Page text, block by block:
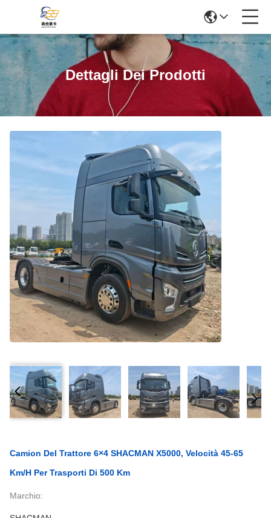
Dettagli Dei Prodotti
Camion Del Trattore 6×4 SHACMAN X5000, Velocità 45-65
Km/h Per Trasporti Di 500 Km
Marchio: